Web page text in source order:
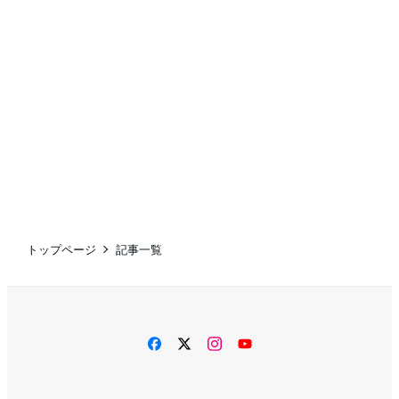
トップページ 記事一覧
facebooktwitterinstagram
YouTube